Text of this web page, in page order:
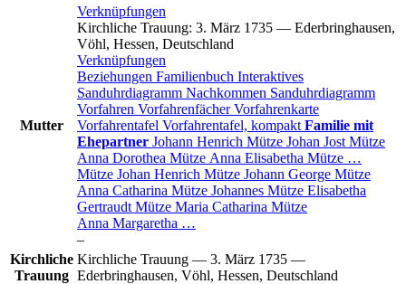
Mutter
Verknüpfungen
Kirchliche Trauung: 3. März 1735 — Ederbringhausen,
Vöhl, Hessen, Deutschland
Verknüpfungen
Beziehungen Familienbuch Interaktives
Sanduhrdiagramm Nachkommen Sanduhrdiagramm
Vorfahren VorfahrenfächerVorfahrenkarte
Vorfahrentafel Vorfahrentafel, kompakt Familie mit
Ehepartner Johann Henrich Mütze Johan Jost Mütze
Anna Dorothea Mütze Anna Elisabetha Mütze …
Mütze Johan Henrich Mütze Johann George Mütze
Anna Catharina Mütze Johannes Mütze Elisabetha
Gertraudt Mütze Maria Catharina Mütze
Anna Margaretha …
–
Kirchliche
Trauung
Kirchliche Trauung — 3. März 1735 —
Ederbringhausen, Vöhl, Hessen, Deutschland